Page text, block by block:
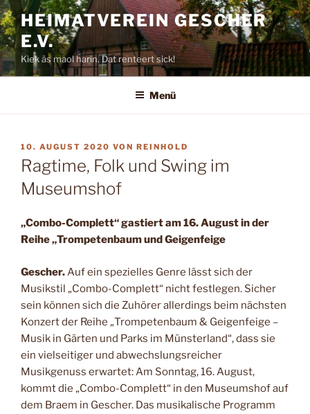
Zum
Inhalt
springen
HEIMATVEREIN GESCHER
E.V.
Kiek äs maol harin. Dat renteert sick!
Menü
VERÖFFENTLICHT
AM
10. AUGUST 2020 VON REINHOLD
Ragtime, Folk und Swing im
Museumshof
„Combo-Complett“ gastiert am 16. August in der
Reihe „Trompetenbaum und Geigenfeige
Gescher.Auf ein spezielles Genre lässt sich der
Musikstil „Combo-Complett“ nicht festlegen. Sicher
sein können sich die Zuhörer allerdings beim nächsten
Konzert der Reihe „Trompetenbaum & Geigenfeige –
Musik in Gärten und Parks im Münsterland“, dass sie
ein vielseitiger und abwechslungsreicher
Musikgenuss erwartet: Am Sonntag, 16. August,
kommt die „Combo-Complett“ in den Museumshof auf
dem Braem in Gescher. Das musikalische Programm